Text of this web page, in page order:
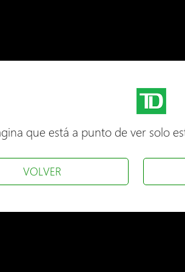
que está a punto de ver solo
VOLVER